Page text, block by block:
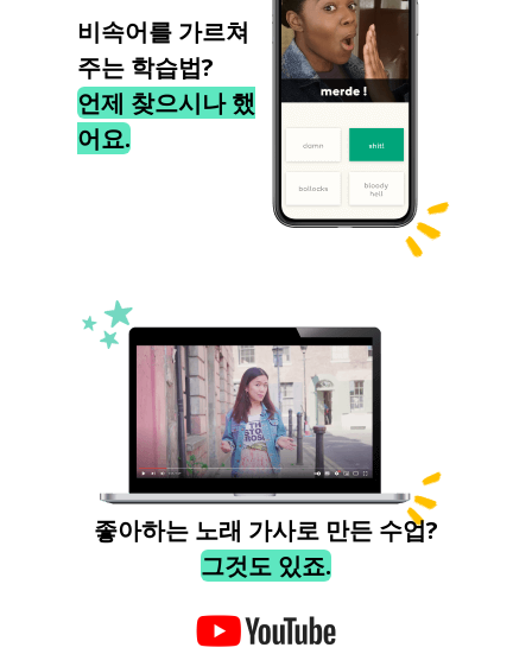
비속어를 가르쳐
주는 학습법?
언제 찾으시나 했
어요.
좋아하는 노래 가사로 만든 수업?
그것도 있죠.